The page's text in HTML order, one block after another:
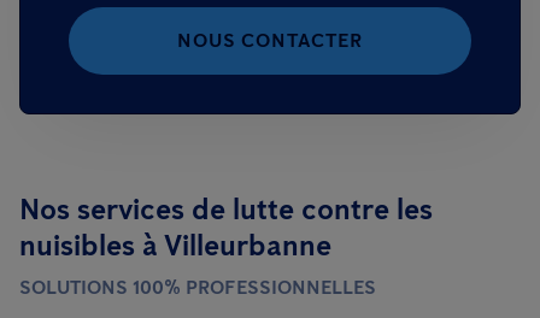
NOUS CONTACTER
Nos services de lutte contre les
nuisibles à Villeurbanne
SOLUTIONS 100% PROFESSIONNELLES